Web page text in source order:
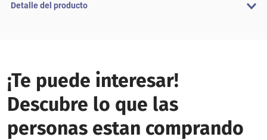
Detalle del producto
¡Te puede interesar!
Descubre lo que las
personas estan comprando